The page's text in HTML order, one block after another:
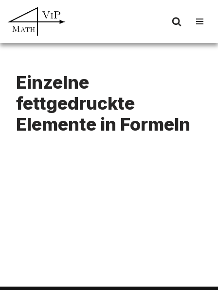
Zum
Inhalt
Einzelne
fettgedruckte
Elemente in Formeln